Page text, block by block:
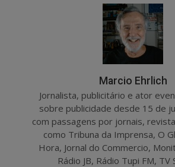
Marcio Ehrlich
Jornalista, publicitário e ator
sobre publicidade desde 15 de
com passagens por jornais,
como Tribuna da Imprensa, O
Hora, Jornal do Commercio,
Rádio JB, Rádio Tupi FM, TV